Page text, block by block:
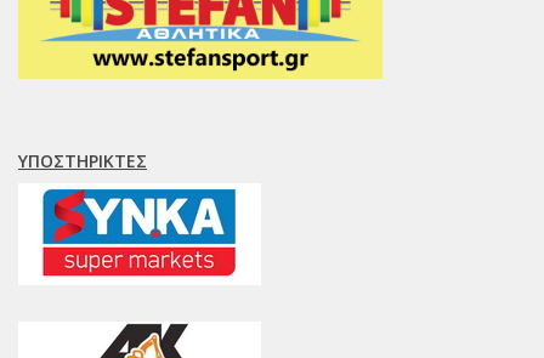
ΥΠΟΣΤΗΡΙΚΤΈΣ